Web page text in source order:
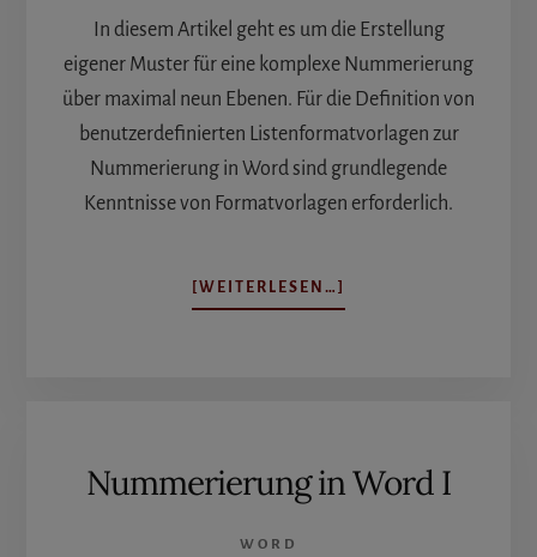
In diesem Artikel geht es um die Erstellung
eigener Muster für eine komplexe Nummerierung
über maximal neun Ebenen. Für die Definition von
benutzerdefinierten Listenformatvorlagen zur
Nummerierung in Word sind grundlegende
Kenntnisse von Formatvorlagen erforderlich.
[WEITERLESEN…]
IN
Nummerierung in Word I
WORD